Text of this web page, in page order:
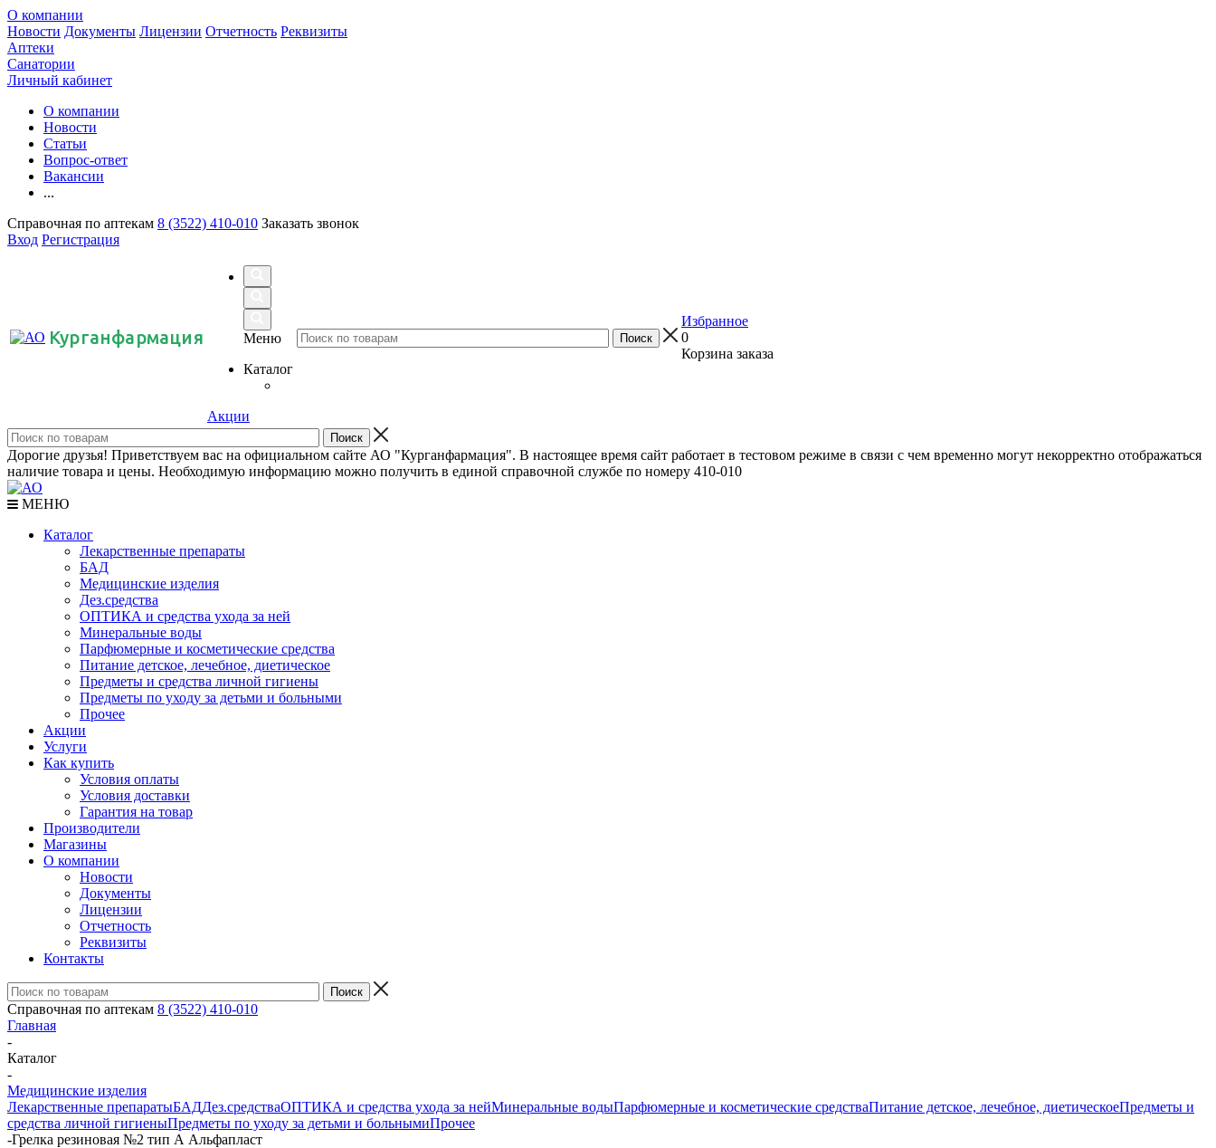
О компании
Новости Документы Лицензии Отчетность Реквизиты
Аптеки
Санатории
Личный кабинет
О компании
Новости
Статьи
Вопрос-ответ
Вакансии
...
Справочная по аптекам 8 (3522) 410-010 Заказать звонок
Вход Регистрация
Курганфармация
Меню
Каталог
Акции
Избранное
0
Корзина заказа
Дорогие друзья! Приветствуем вас на официальном сайте АО "Курганфармация". В настоящее время сайт работает в тестовом режиме в связи с чем временно могут некорректно отображаться
наличие товара и цены. Необходимую информацию можно получить в единой справочной службе по номеру 410-010
МЕНЮ
Каталог
Лекарственные препараты
БАД
Медицинские изделия
Дез.средства
ОПТИКА и средства ухода за ней
Минеральные воды
Парфюмерные и косметические средства
Питание детское, лечебное, диетическое
Предметы и средства личной гигиены
Предметы по уходу за детьми и больными
Прочее
Акции
Услуги
Как купить
Условия оплаты
Условия доставки
Гарантия на товар
Производители
Магазины
О компании
Новости
Документы
Лицензии
Отчетность
Реквизиты
Контакты
Справочная по аптекам 8 (3522) 410-010
Главная
-
Каталог
-
Медицинские изделия
Лекарственные препаратыБАДДез.средстваОПТИКА и средства ухода за нейМинеральные водыПарфюмерные и косметические средстваПитание детское, лечебное, диетическоеПредметы и
средства личной гигиеныПредметы по уходу за детьми и больнымиПрочее
-Грелка резиновая №2 тип А Альфапласт